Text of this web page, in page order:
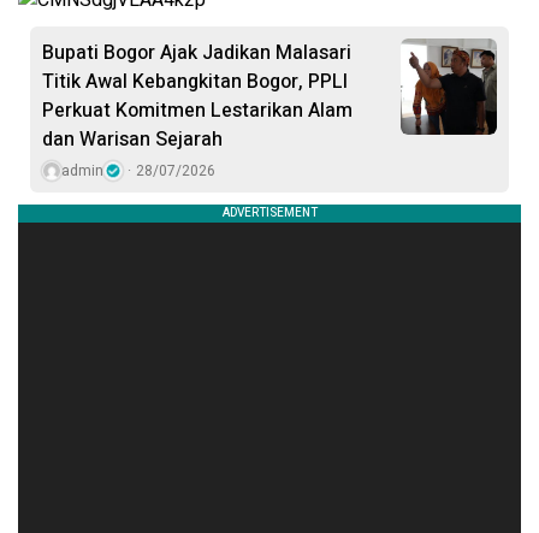
Bupati Bogor Ajak Jadikan Malasari
Titik Awal Kebangkitan Bogor, PPLI
Perkuat Komitmen Lestarikan Alam
dan Warisan Sejarah
admin 28/07/2026